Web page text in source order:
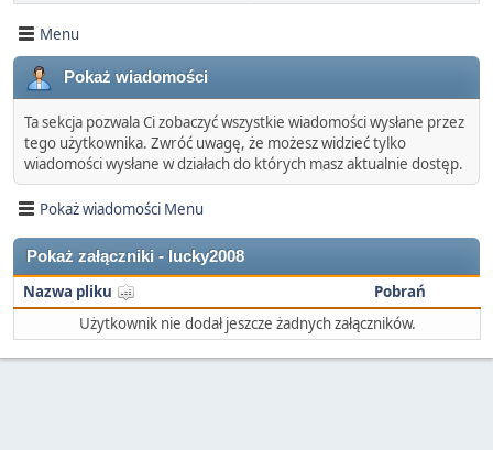
Menu
Pokaż wiadomości
Ta sekcja pozwala Ci zobaczyć wszystkie wiadomości wysłane przez
tego użytkownika. Zwróć uwagę, że możesz widzieć tylko
wiadomości wysłane w działach do których masz aktualnie dostęp.
Pokaż wiadomości Menu
Pokaż załączniki - lucky2008
Nazwa pliku
Pobrań
Użytkownik nie dodał jeszcze żadnych załączników.